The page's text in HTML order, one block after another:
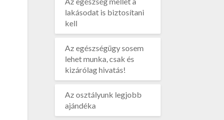
lakásodat is biztosítani
kell
Az egészségügy sosem
lehet munka, csak és
kizárólag hivatás!
Az osztályunk legjobb
ajándéka